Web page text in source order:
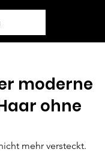
moderne
ohne
mehr versteckt.